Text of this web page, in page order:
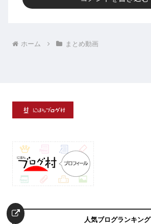
ホーム まとめ動画
人気ブログランキング